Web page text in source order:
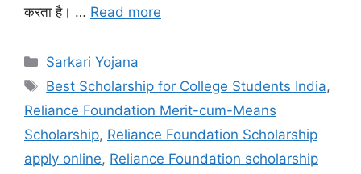
करता है। … Read more
Categories
Sarkari Yojana
Tags
Best Scholarship for College Students India,
Reliance Foundation Merit-cum-Means
Scholarship, Reliance Foundation Scholarship
apply online, Reliance Foundation scholarship